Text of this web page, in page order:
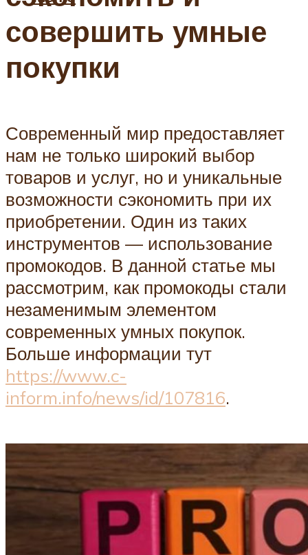
совершить умные
покупки
Современный мир предоставляет
нам не только широкий выбор
товаров и услуг, но и уникальные
возможности сэкономить при их
приобретении. Один из таких
инструментов — использование
промокодов. В данной статье мы
рассмотрим, как промокоды стали
незаменимым элементом
современных умных покупок.
Больше информации тут
https://www.c-
inform.info/news/id/107816.